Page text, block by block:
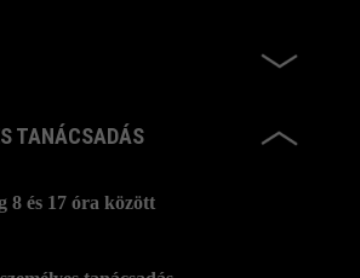
TANÁCSADÁS
8 és 17 óra között